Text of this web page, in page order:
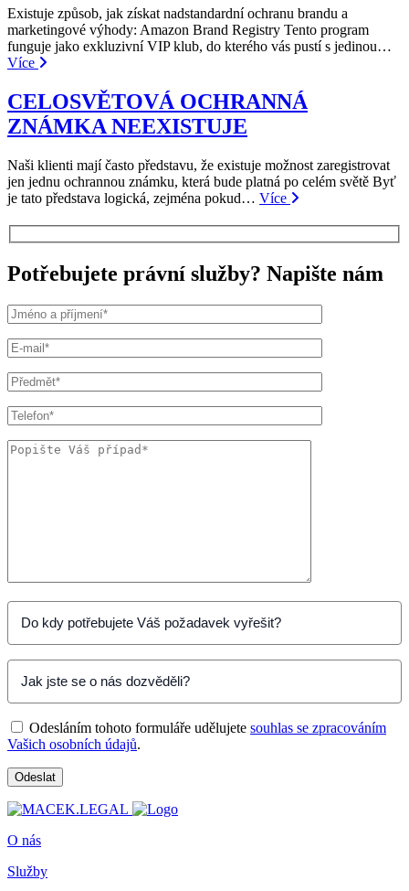
Existuje způsob, jak získat nadstandardní ochranu brandu a
marketingové výhody: Amazon Brand Registry Tento program
funguje jako exkluzivní VIP klub, do kterého vás pustí s jedinou…
Více
CELOSVĚTOVÁ OCHRANNÁ
ZNÁMKA NEEXISTUJE
Naši klienti mají často představu, že existuje možnost zaregistrovat
jen jednu ochrannou známku, která bude platná po celém světě Byť
je tato představa logická, zejména pokud… Více
Potřebujete právní služby? Napište nám
Odesláním tohoto formuláře udělujete souhlas se zpracováním
Vašich osobních údajů.
O nás
Služby